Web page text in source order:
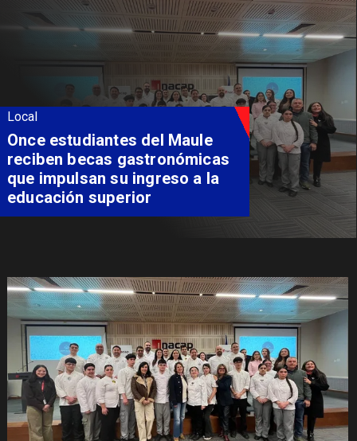
Local
Once estudiantes del Maule
reciben becas gastronómicas
que impulsan su ingreso a la
educación superior